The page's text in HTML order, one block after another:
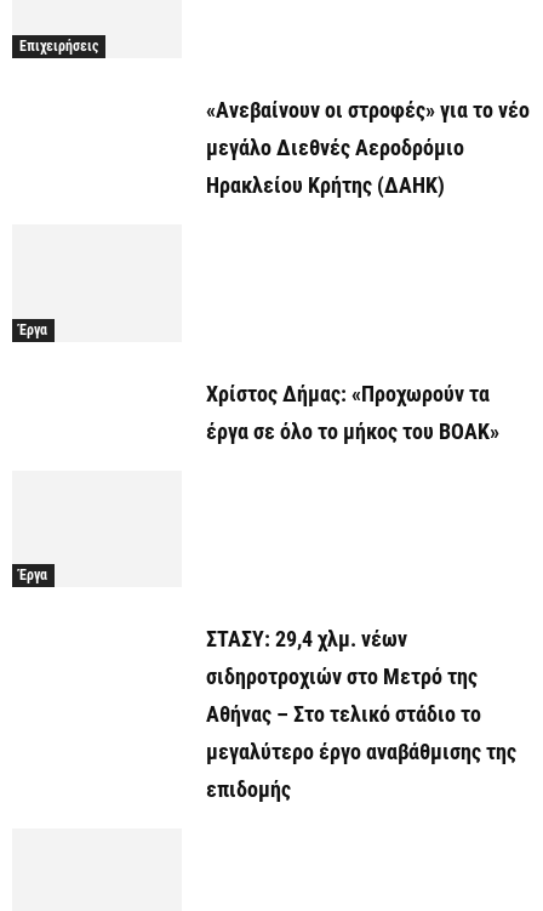
Επιχειρήσεις
«Ανεβαίνουν οι στροφές» για το νέο
μεγάλο Διεθνές Αεροδρόμιο
Ηρακλείου Κρήτης (ΔΑΗΚ)
Έργα
Χρίστος Δήμας: «Προχωρούν τα
έργα σε όλο το μήκος του ΒΟΑΚ»
Έργα
ΣΤΑΣΥ: 29,4 χλμ. νέων
σιδηροτροχιών στο Μετρό της
Αθήνας – Στο τελικό στάδιο το
μεγαλύτερο έργο αναβάθμισης της
επιδομής